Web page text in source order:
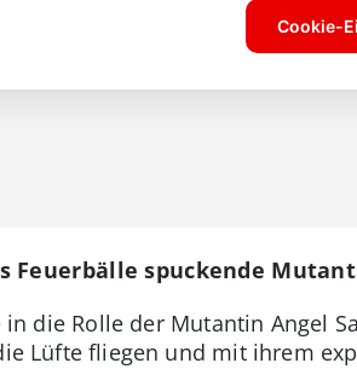
Feuerbälle spuckende
in die Rolle der Mutantin Angel
Lüfte fliegen und mit ihrem